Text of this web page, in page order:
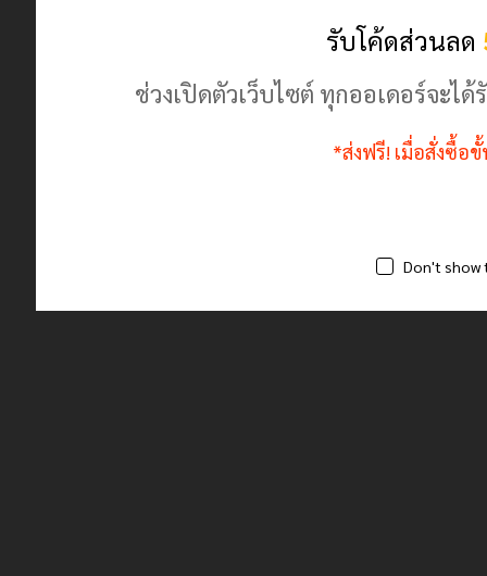
ร้านค้านี้มีตัวตนจริง ลงทะเบียนพาณิชย์ถูกต้องรับโค้ดส่วนลด
ช่วงเปิดตัวเว็บไซต์ ทุกออเดอร์จะไ
*ส่งฟรี! เมื่อสั่งซื้อ
Don't show